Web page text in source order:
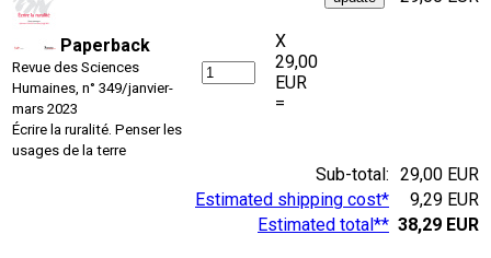
Paperback
Revue des Sciences
Humaines, n° 349/janvier-
mars 2023
Écrire la ruralité. Penser les
usages de la terre
X
29,00
EUR
=
Sub-total: 29,00 EUR
Estimated shipping cost*
9,29 EUR
Estimated total** 38,29 EUR